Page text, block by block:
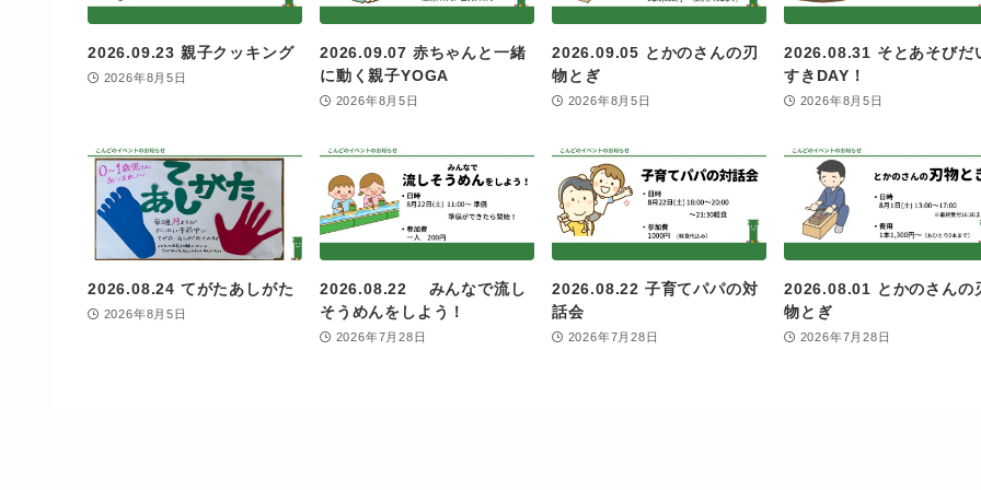
2026.09.23 親子クッキング
2026年8月5日
2026.09.07 赤ちゃんと一緒
に動く親子YOGA
2026年8月5日
2026.09.05 とかのさんの刃
物とぎ
2026年8月5日
2026.08.31 そとあそびだ
すきDAY！
2026年8月5日
2026.08.24 てがたあしがた
2026年8月5日
2026.08.22 みんなで流し
そうめんをしよう！
2026年7月28日
2026.08.22 子育てパパの対
話会
2026年7月28日
2026.08.01 とかのさんの
物とぎ
2026年7月28日